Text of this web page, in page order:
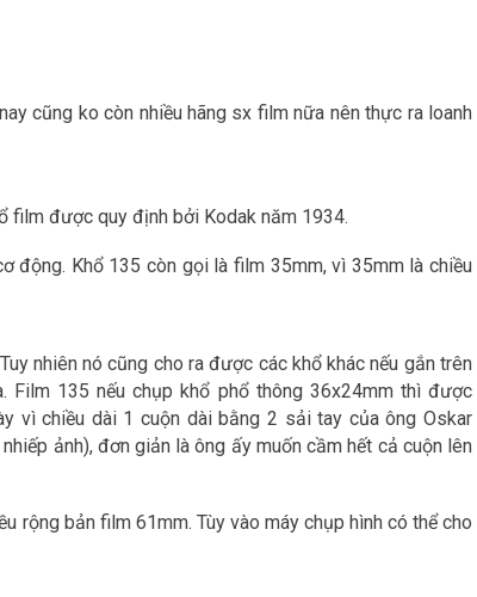
cũng ko còn nhiều hãng sx film nữa nên thực ra loanh
film được quy định bởi Kodak năm 1934.
động. Khổ 135 còn gọi là film 35mm, vì 35mm là chiều
nhiên nó cũng cho ra được các khổ khác nếu gắn trên
Film 135 nếu chụp khổ phổ thông 36x24mm thì được
vì chiều dài 1 cuộn dài bằng 2 sải tay của ông Oskar
ảnh), đơn giản là ông ấy muốn cầm hết cả cuộn lên
rộng bản film 61mm. Tùy vào máy chụp hình có thể cho